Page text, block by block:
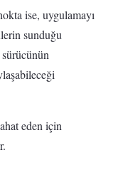
ise, uygulamayı
sunduğu
eden için